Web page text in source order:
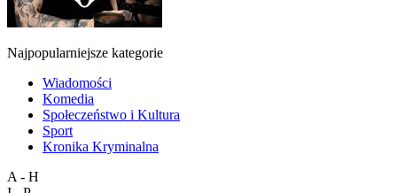
Najpopularniejsze kategorie
Wiadomości
Komedia
Społeczeństwo i Kultura
Sport
Kronika Kryminalna
A - H